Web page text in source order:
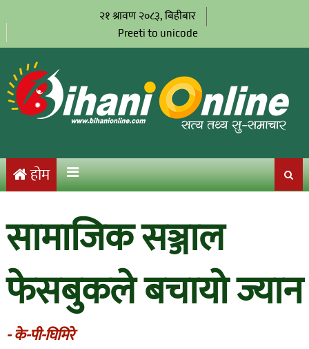
२१ श्रावण २०८३, बिहीबार
Preeti to unicode
होम
सामाजिक सञ्जाल
फेसबुकले बचायो ज्यान
- के-पी-घिमिरे